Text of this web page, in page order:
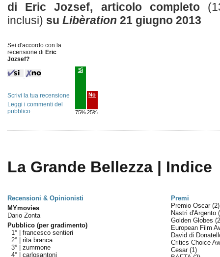
di Eric Jozsef, articolo completo
inclusi) su Libèration 21 giugno 2013
Sei d'accordo con la
recensione di Eric
Jozsef?
Sì
75%
No
25%
Scrivi la tua recensione
Leggi i commenti del
pubblico
La Grande Bellezza | Indice
Recensioni & Opinionisti
Premi
MYmovies
Dario Zonta
Pubblico (per gradimento)
1° | francesco sentieri
2° | rita branca
3° | zummone
4° | carlosantoni
Premio Oscar (2)
Nastri d'Argento
Golden Globes
European Film
David di
Critics Choice
Cesar (1)